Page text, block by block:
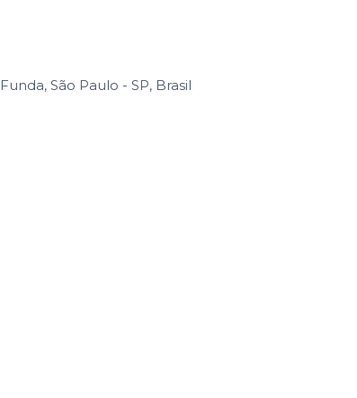
São Paulo - SP, Brasil